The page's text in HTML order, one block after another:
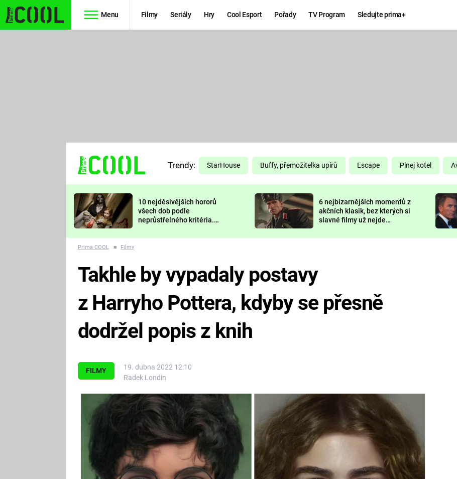
Menu Filmy Seriály Hry Cool Esport Pořady TV Program Sledujte prima+
TŘESKU
FUTURAMA
PREDÁTOR
DELIVERANCE
KOMEDIE
CHUCK
NORRIS
Trendy: StarHouse Buffy, přemožitelka upírů Escape Plnej kotel
10 nejděsivějších hororů
všech dob podle
neprůstřelného kritéria.
nejvíc zvednou tep?
6 nejbizarnějších momentů z
akčních klasik, bez kterých si
slavné filmy už nejde
Prima COOL ■ Filmy
FILMY
19. dubna 2022 12:10
Radek Londin
Takhle by vypadaly postavy
z Harryho Pottera, kdyby se přesně
dodržel popis z knih